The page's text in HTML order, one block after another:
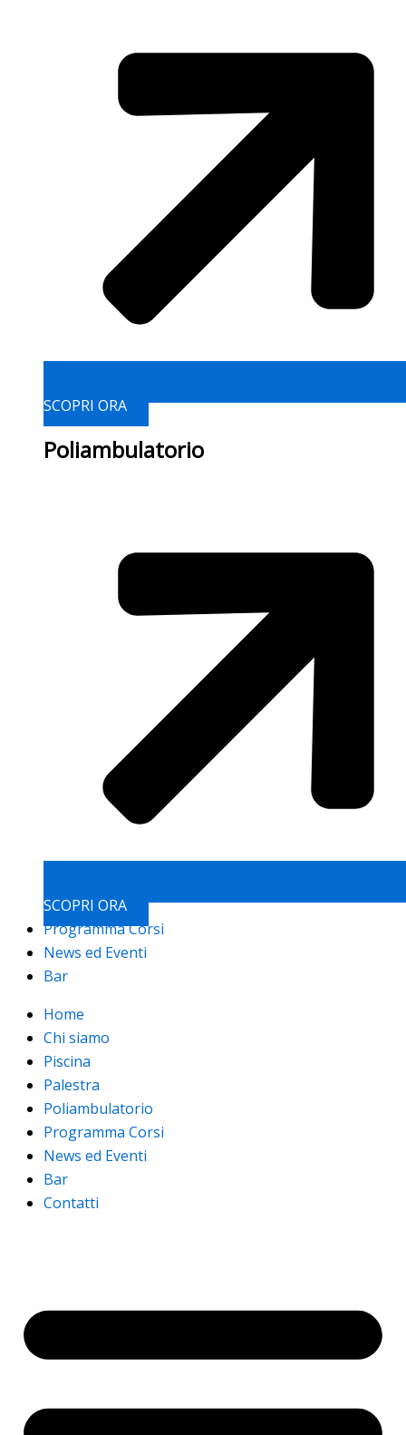
SCOPRI ORA
Poliambulatorio
SCOPRI ORA
Programma Corsi
News ed Eventi
Bar
Home
Chi siamo
Piscina
Palestra
Poliambulatorio
Programma Corsi
News ed Eventi
Bar
Contatti